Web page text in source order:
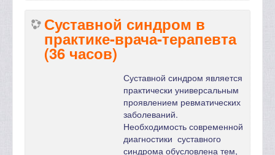
Суставной синдром в
практике-врача-терапевта
(36 часов)
Суставной синдром является
практически универсальным
проявлением ревматических
заболеваний.
Необходимость современной
диагностики суставного
синдрома обусловлена тем,